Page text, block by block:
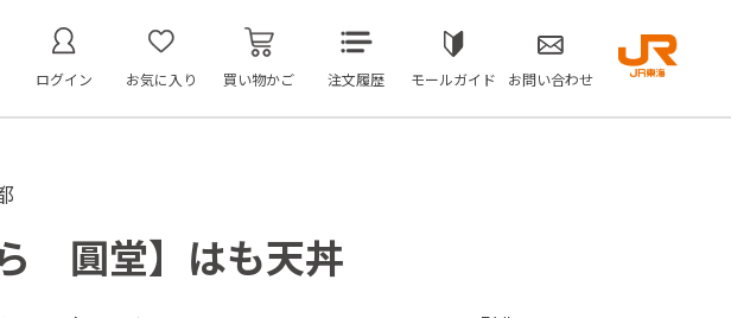
ログイン お気に入り 買い物かご 注文履歴 モールガイド お問い合わせ
ら 圓堂】はも天丼